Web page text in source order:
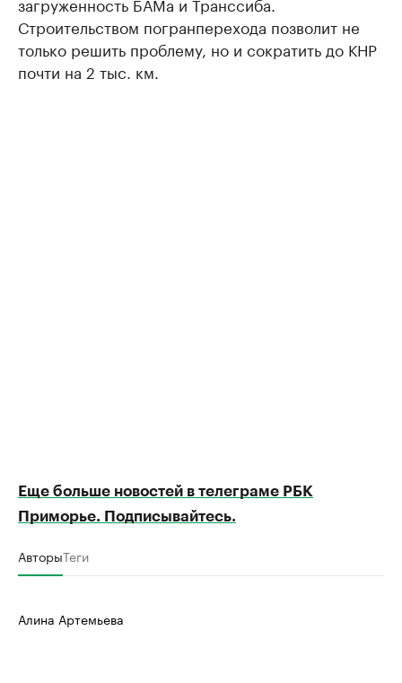
Строительством погранперехода позволит не
только решить проблему, но и сократить до КНР
почти на 2 тыс. км.
Еще больше новостей в телеграме РБК
Приморье. Подписывайтесь.
АвторыТеги
Алина Артемьева